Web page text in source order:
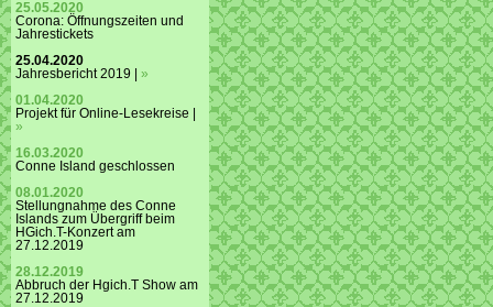
25.05.2020
Corona: Öffnungszeiten und
Jahrestickets
25.04.2020
Jahresbericht 2019 | »
01.04.2020
Projekt für Online-Lesekreise |
»
16.03.2020
Conne Island geschlossen
08.01.2020
Stellungnahme des Conne
Islands zum Übergriff beim
HGich.T-Konzert am
27.12.2019
28.12.2019
Abbruch der Hgich.T Show am
27.12.2019